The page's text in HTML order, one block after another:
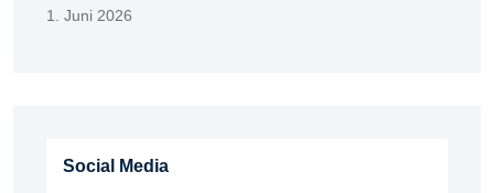
1. Juni 2026
Social Media